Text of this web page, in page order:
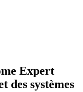
Expert
des systèmes